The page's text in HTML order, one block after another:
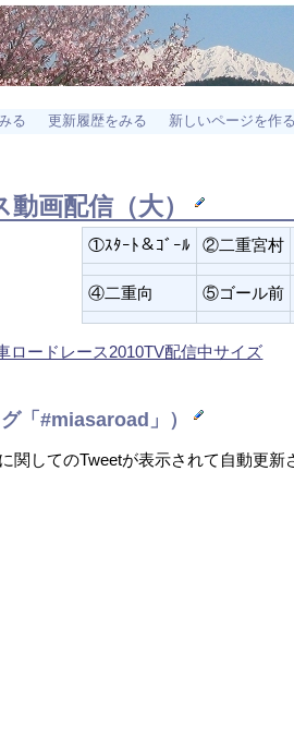
る 更新履歴をみる 新しいページを作る
動画配信（大）
①ｽﾀｰﾄ＆ｺﾞｰﾙ ②二重宮村
④二重向 ⑤ゴール前
ロードレース2010TV配信中サイズ
「#miasaroad」）
に関してのTweetが表示されて自動更